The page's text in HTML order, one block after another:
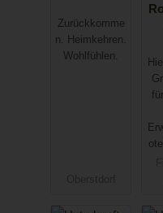
Landhäuser
Zurückkomme
n. Heimkehren.
Wohlfühlen.